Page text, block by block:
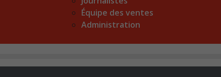
Équipe des ventes
Administration